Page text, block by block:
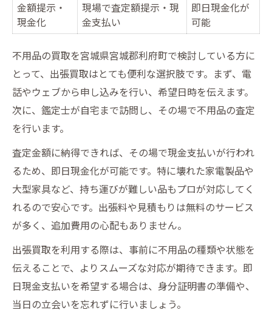
金額提示・
現金化
現場で査定額提示・現
金支払い
即日現金化が
可能
不用品の買取を宮城県宮城郡利府町で検討している方に
とって、出張買取はとても便利な選択肢です。まず、電
話やウェブから申し込みを行い、希望日時を伝えます。
次に、鑑定士が自宅まで訪問し、その場で不用品の査定
を行います。
査定金額に納得できれば、その場で現金支払いが行われ
るため、即日現金化が可能です。特に壊れた家電製品や
大型家具など、持ち運びが難しい品もプロが対応してく
れるので安心です。出張料や見積もりは無料のサービス
が多く、追加費用の心配もありません。
出張買取を利用する際は、事前に不用品の種類や状態を
伝えることで、よりスムーズな対応が期待できます。即
日現金支払いを希望する場合は、身分証明書の準備や、
当日の立会いを忘れずに行いましょう。